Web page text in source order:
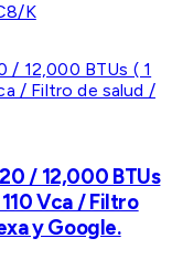
K
/ 12,000 BTUs
Vca / Filtro
y Google.